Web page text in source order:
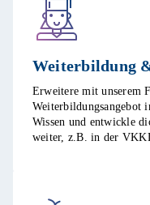
Weiterbildung
Erweitere mit unserem
Weiterbildungsangebot
Wissen und entwickle
weiter, z.B. in der